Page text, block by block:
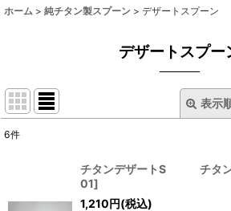
ホーム > 純チタン製スプーン > デザートスプーン
デザートスプー
表示
6件
チタンデザートS チタン
01]
1,210円(税込)